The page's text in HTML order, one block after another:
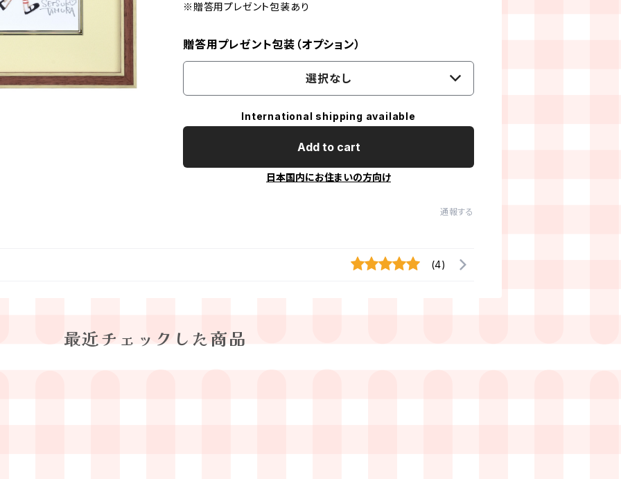
※贈答用プレゼント包装あり
贈答用プレゼント包装（オプション）
選択なし
International shipping available
Add to cart
日本国内にお住まいの方向け
通報する
(4)
最近チェックした商品